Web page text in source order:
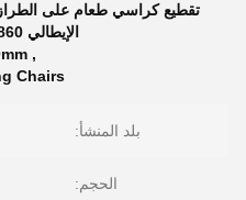
تقطيع كراسي طعام على
الإيطالي 860 ملم,مقاعد طعام جلدية عالية الظهر
,
Chairs
بلد المنشأ:
الحجم: